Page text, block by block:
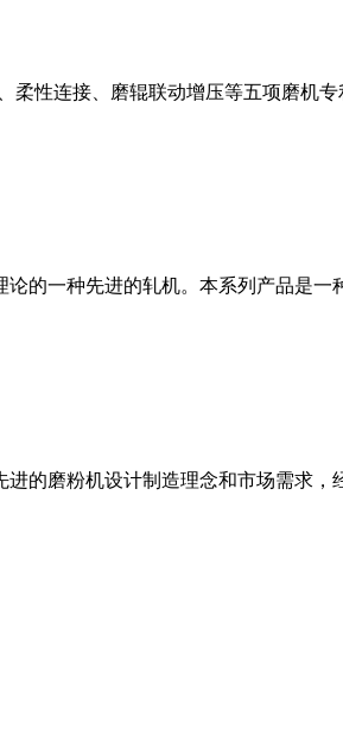
柔性连接、磨辊联动增压等五项磨机
的一种先进的轧机。本系列产品是一
的磨粉机设计制造理念和市场需求，